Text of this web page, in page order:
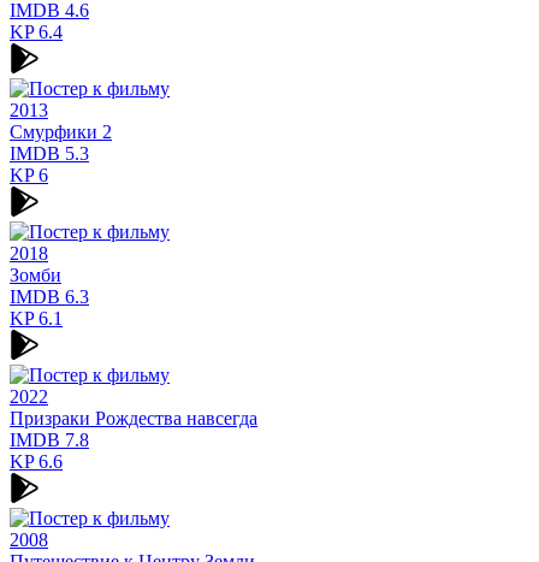
IMDB 4.6
KP6.4
2013
Смурфики 2
IMDB 5.3
KP6
2018
Зомби
IMDB 6.3
KP6.1
2022
Призраки Рождества навсегда
IMDB 7.8
KP6.6
2008